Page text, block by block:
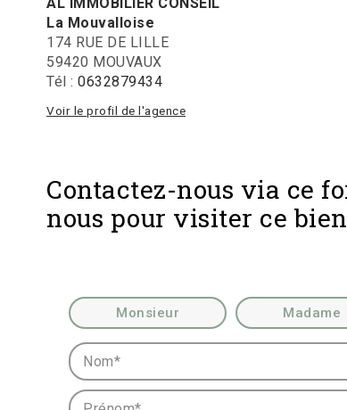
La Mouvalloise
174 RUE DE LILLE
59420 MOUVAUX
Tél : 0632879434
Voir le profil de l'agence
Contactez-nous via ce
nous pour visiter ce bien
Civilité :Monsieur Madame
Nom* :
Prénom* :